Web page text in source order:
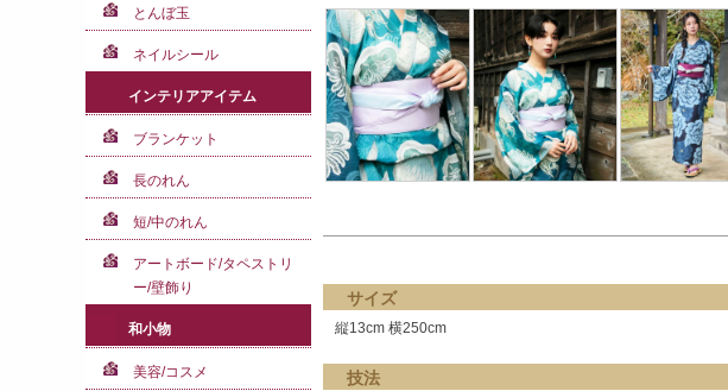
サイズ
縦13cm 横250cm
技法
とんぼ玉
ネイルシール
インテリアアイテム
ブランケット
長のれん
短/中のれん
アートボード/タペストリ
ー/壁飾り
和小物
美容/コスメ